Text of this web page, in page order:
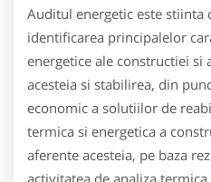
Auditul energetic este stiinta
identificarea principalelor
energetice ale constructiei
acesteia si stabilirea, din
economic a solutiilor de
termica si energetica a
aferente acesteia, pe baza
activitatea de analiza termica